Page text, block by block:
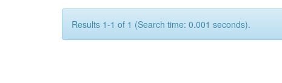
Results 1-1 of 1 (Search time: 0.001 seconds).